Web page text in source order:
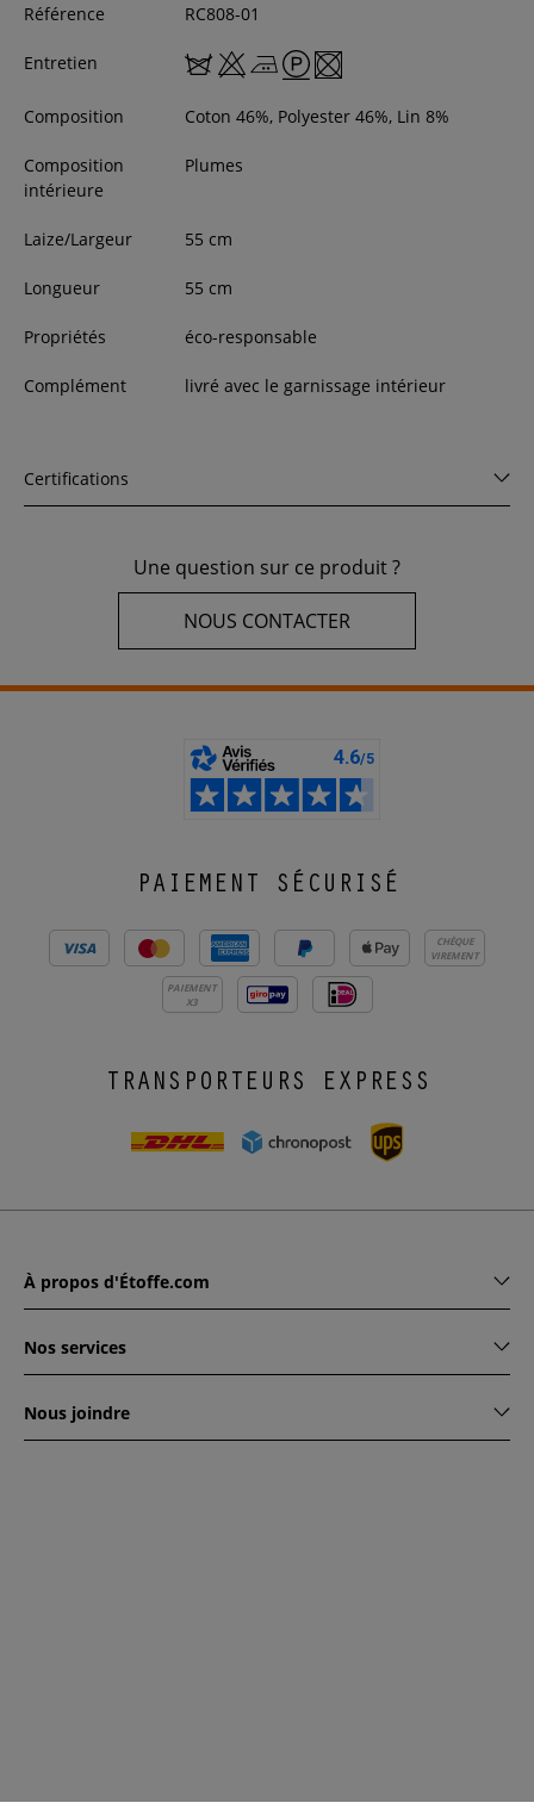
Référence RC808-01
Entretien
Composition Coton 46%, Polyester 46%, Lin 8%
Composition
intérieure
Plumes
Laize/Largeur 55 cm
Longueur 55 cm
Propriétés éco-responsable
Complément livré avec le garnissage intérieur
Certifications
Une question sur ce produit ?
NOUS CONTACTER
PAIEMENT SÉCURISÉ
CHÈQUE
VIREMENT
PAIEMENT
X3
TRANSPORTEURS EXPRESS
À propos d'Étoffe.com
Nos services
Nous joindre